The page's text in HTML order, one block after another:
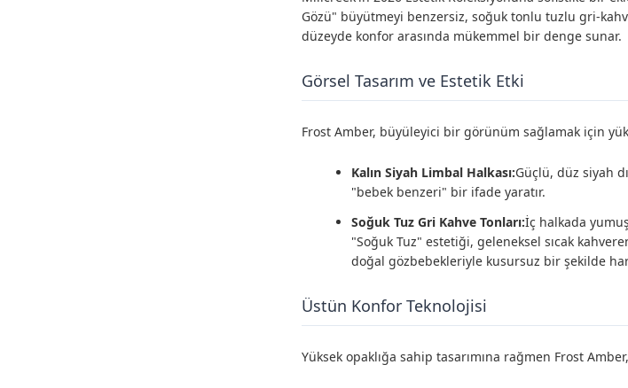
Gözü" büyütmeyi benzersiz, soğuk tonlu tuzlu gri-
düzeyde konfor arasında mükemmel bir denge sunar.
Görsel Tasarım ve Estetik Etki
Frost Amber, büyüleyici bir görünüm sağlamak için
Kalın Siyah Limbal Halkası:Güçlü, düz siyah
"bebek benzeri" bir ifade yaratır.
Soğuk Tuz Gri Kahve Tonları:İç halkada
"Soğuk Tuz" estetiği, geleneksel sıcak
doğal gözbebekleriyle kusursuz bir şekilde
Üstün Konfor Teknolojisi
Yüksek opaklığa sahip tasarımına rağmen Frost